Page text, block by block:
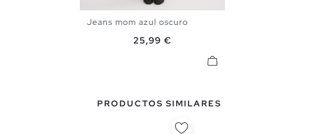
Jeans mom azul oscuro
Precio
25,99 €
PRODUCTOS SIMILARES